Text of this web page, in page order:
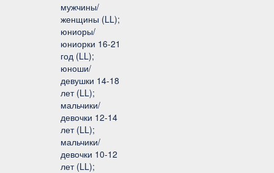
мужчины/
женщины (LL);
юниоры/
юниорки 16-21
год (LL);
юноши/
девушки 14-18
лет (LL);
мальчики/
девочки 12-14
лет (LL);
мальчики/
девочки 10-12
лет (LL);